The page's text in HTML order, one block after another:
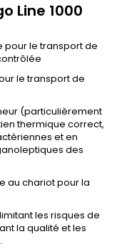
Line 1000
pour le transport de
le transport de
(particulièrement
thermique correct,
et en
des
au chariot pour la
les risques de
la qualité et les